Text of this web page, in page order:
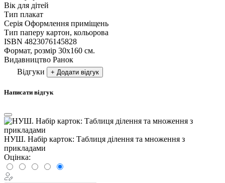
Вік для дiтей
Тип плакат
Серія Оформлення приміщень
Тип паперу картон, кольорова
ISBN 4823076145828
Формат, розмір 30х160 см.
Видавництво Ранок
Відгуки
+ Додати відгук
Написати відгук
НУШ. Набір карток: Таблиця ділення та множення з
прикладами
Оцінка: